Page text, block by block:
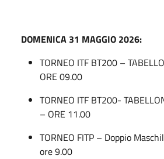
DOMENICA 31 MAGGIO 2026:
TORNEO ITF BT200 –
ORE 09.00
TORNEO ITF BT200-
– ORE 11.00
TORNEO FITP – Doppio
ore 9.00